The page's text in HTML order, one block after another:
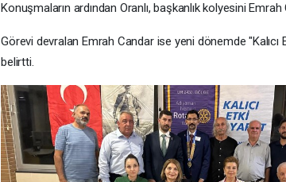
Konuşmaların ardından Oranlı, başkanlık kolyesini
Görevi devralan Emrah Candar ise yeni dönemde "Kalıcı
belirtti.